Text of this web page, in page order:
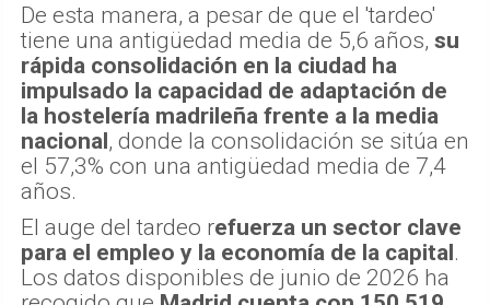
De esta manera, a pesar de que el 'tardeo'
tiene una antigüedad media de 5,6 años, su
rápida consolidación en la ciudad ha
impulsado la capacidad de adaptación de
la hostelería madrileña frente a la media
nacional, donde la consolidación se sitúa en
el 57,3% con una antigüedad media de 7,4
años.
El auge del tardeo refuerza un sector clave
para el empleo y la economía de la capital.
Los datos disponibles de junio de 2026 ha